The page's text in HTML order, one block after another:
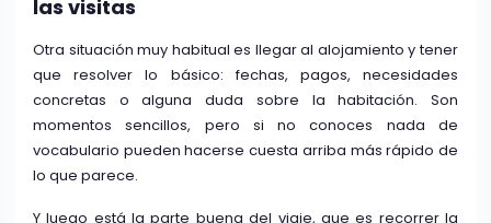
las visitas
Otra situación muy habitual es llegar al alojamiento y tener
que resolver lo básico: fechas, pagos, necesidades
concretas o alguna duda sobre la habitación. Son
momentos sencillos, pero si no conoces nada de
vocabulario pueden hacerse cuesta arriba más rápido de
lo que parece.
Y luego está la parte buena del viaje, que es recorrer la